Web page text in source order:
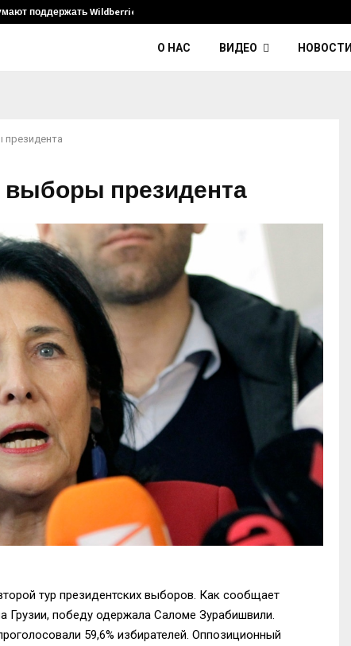
поддержать Wildberries и его…
О НАС ВИДЕО НОВОСТИ
президента
выборы президента
тур президентских выборов. Как сообщает
Грузии, победу одержала Саломе Зурабишвили.
59,6% избирателей. Оппозиционный